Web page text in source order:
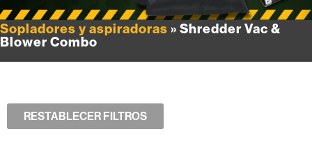
Sopladores y aspiradoras » Shredder Vac &
Blower Combo
RESTABLECER FILTROS